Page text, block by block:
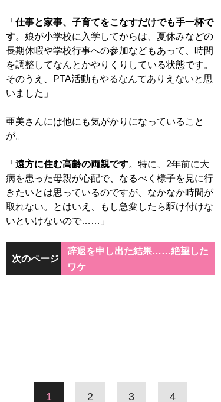
「 仕事と家事、子育てをこなすだけでも手一杯で
す。娘が小学校に入学してからは、夏休みなどの
長期休暇や学校行事への参加などもあって、時間
を調整してなんとかやりくりしている状態です。
そのうえ、PTA活動もやるなんてありえないと思
いました」
亜美さんには他にも気がかりになっていること
が。
「 遠方に住む高齢の両親です。特に、2年前に大
病を患った母親が心配で、なるべく様子を見に行
きたいとは思っているのですが、なかなか時間が
取れない。とはいえ、もし急変したら駆け付けな
いといけないので……」
次のページ
辞退を申し出た結果……絶望した
ワケ
1 2 3 4